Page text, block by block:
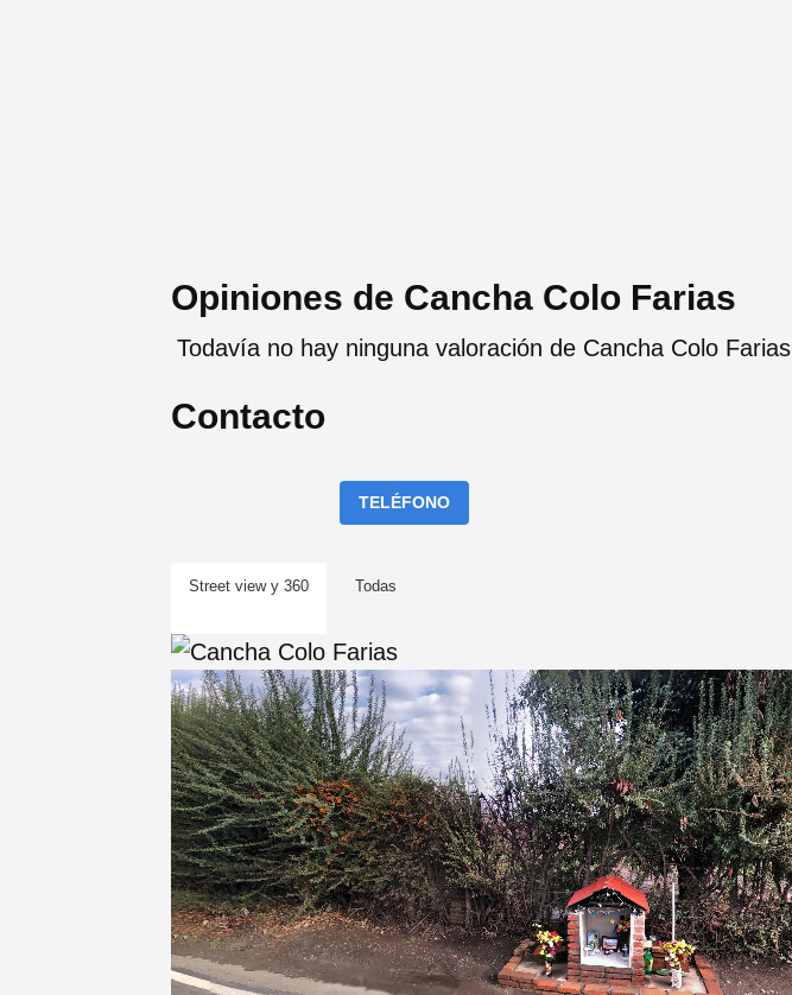
Opiniones de Cancha Colo Farias
Todavía no hay ninguna valoración de Cancha Colo Farias
Contacto
TELÉFONO
Street view y 360 Todas